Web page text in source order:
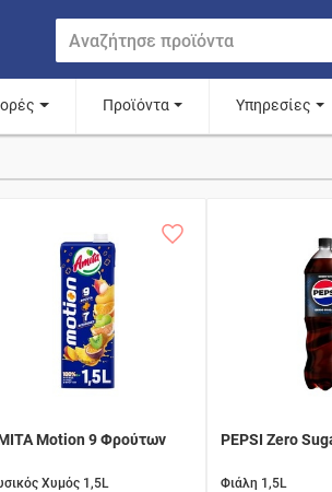
Προϊόντα Υπηρεσίες
Motion 9 Φρούτων
Χυμός 1,5L
PEPSI Zero
Φιάλη 1,5L